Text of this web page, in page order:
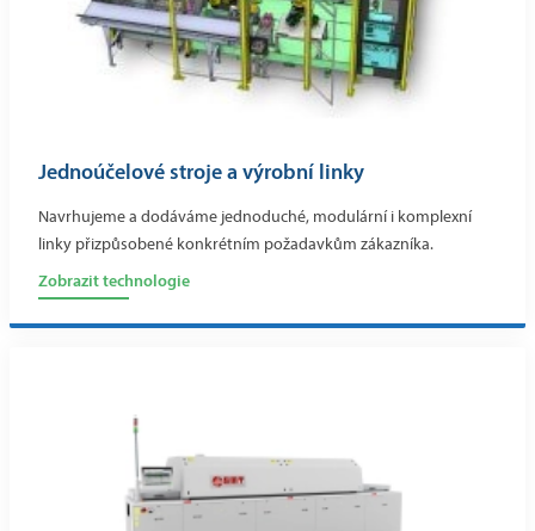
Jednoúčelové stroje a výrobní linky
Navrhujeme a dodáváme jednoduché, modulární i komplexní
linky přizpůsobené konkrétním požadavkům zákazníka.
Zobrazit technologie